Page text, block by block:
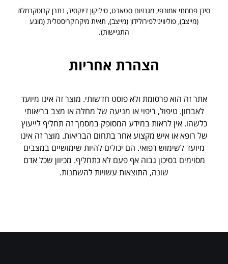
סידן פחמתי אמורפי, מגנזיום סטארט, סיליקון דיוקסיד, נתרן קרוסקרמלוז
(מייצב), פוליווינילפירולידון (מייצב), תאית מיקרוקריסטלית (מונע
התגיישות).
הצהרת אחריות
אתר זה הוא פרסומת ולא פוסט חדשותי. מוצר זה אינו מיועד
לאבחון. טיפול, ריפוי או מניעה של מחלה או מצב בריאותי
כלשהו. אין לראות במידע המסופק במסמך זה תחליף לייעוץ
של רופא או איש מקצוע אחר בתחום הבריאות. מוצר זה אינו
מיועד לשימוש רפואי. הם יכולים להיות שימושיים במצבים
מסוימים בסיכון גבוה אף פעם לא כתחליף. מכיוון שכל אדם
שונה, התוצאות עשויות להשתנות.